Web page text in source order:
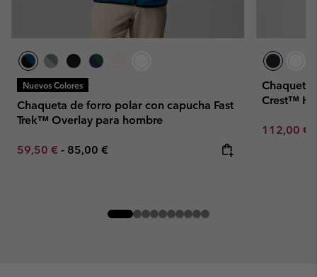
Nuevos Colores
Chaqueta de forro polar con capucha Fast
Trek™ Overlay para hombre
Minimum sale price:
59,50 € - Maximum price:
85,00 €
Chaqueta
Crest™
Sale price:
112,00 €